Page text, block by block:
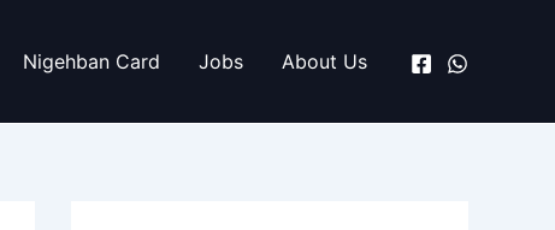
Nigehban Card Jobs About Us